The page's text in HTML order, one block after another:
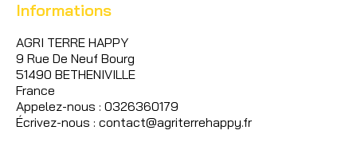
Informations
AGRI TERRE HAPPY
9 Rue De Neuf Bourg
51490 BETHENIVILLE
France
Appelez-nous : 0326360179
Écrivez-nous : contact@agriterrehappy.fr